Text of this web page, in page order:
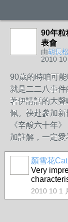
90年粒
表會
由胡長
2010 10
90歲的時咱可
就是二二八事
著伊講話的大
佩。袂赴參加新
《辛酸六十年
加註解，一定愛
顏雪花
Very
2010 10 1